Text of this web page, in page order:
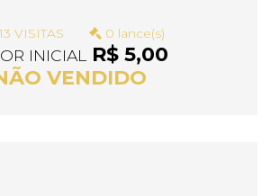
VISITAS 0 lance(s)
INICIAL
R$ 5,00
VENDIDO